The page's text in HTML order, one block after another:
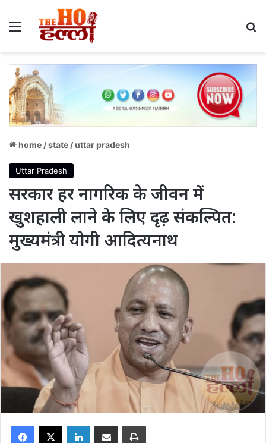
Menu
home /state /uttar pradesh
Uttar Pradesh
सरकार हर नागरिक के जीवन में
खुशहाली लाने के लिए दृढ़ संकल्पित:
मुख्यमंत्री योगी आदित्यनाथ
Facebook
X LinkedInShare via Email Print